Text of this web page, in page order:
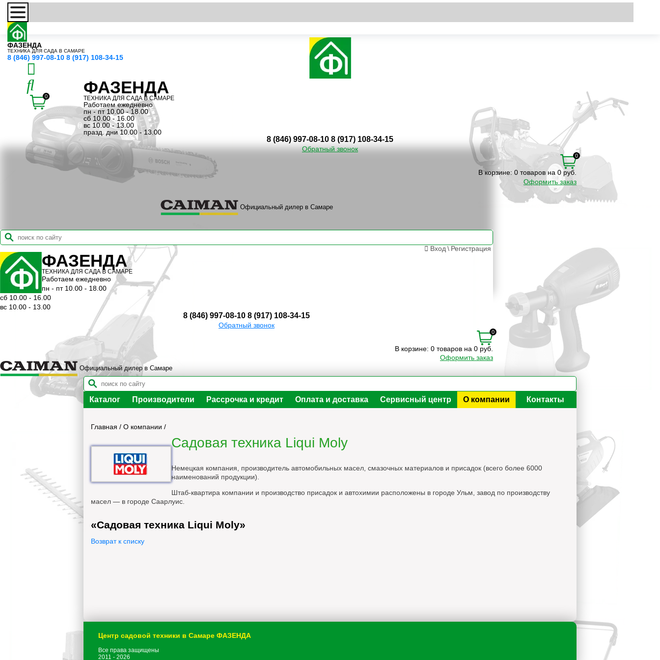
ФАЗЕНДА
ТЕХНИКА ДЛЯ САДА В САМАРЕ
8 (846) 997-08-10 8 (917) 108-34-15
0 ФАЗЕНДА
ТЕХНИКА ДЛЯ САДА В САМАРЕ
Работаем ежедневно
пн - пт 10.00 - 18.00
сб 10.00 - 16.00
вс 10.00 - 13.00
празд. дни 10.00 - 13.00
8 (846) 997-08-10 8 (917) 108-34-15
Обратный звонок
0
В корзине: 0 товаров на 0 руб.
Оформить заказ
Официальный дилер в Самаре
Вход \ Регистрация
ФАЗЕНДА
ТЕХНИКА ДЛЯ САДА В САМАРЕ
Работаем ежедневно
пн - пт 10.00 - 18.00
сб 10.00 - 16.00
вс 10.00 - 13.00
8 (846) 997-08-10 8 (917) 108-34-15
Обратный звонок
0
В корзине: 0 товаров на 0 руб.
Оформить заказ
Официальный дилер в Самаре
Каталог Производители Рассрочка и кредит Оплата и доставка Сервисный центр О компании Контакты
Главная / О компании /
Садовая техника Liqui Moly
Немецкая компания, производитель автомобильных масел, смазочных материалов и присадок (всего более 6000
наименований продукции).
Штаб-квартира компании и производство присадок и автохимии расположены в городе Ульм, завод по производству
масел — в городе Саарлуис.
«Садовая техника Liqui Moly»
Возврат к списку
Центр садовой техники в Самаре ФАЗЕНДА
Все права защищены
2011 - 2026